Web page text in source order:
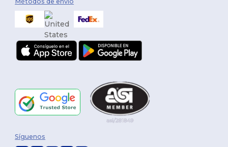
Síguenos